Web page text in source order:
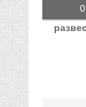
0